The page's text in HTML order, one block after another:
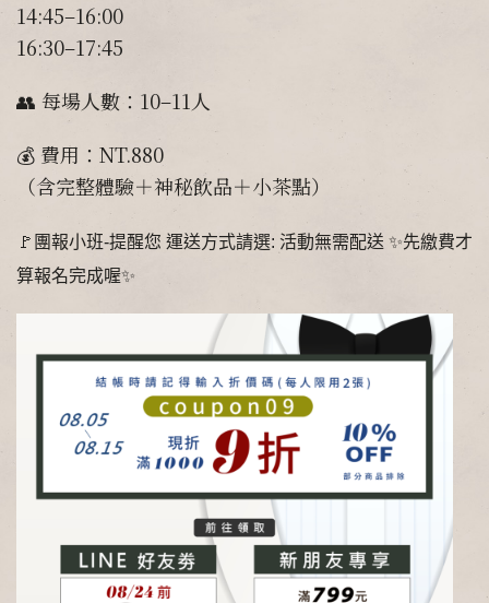
14:45–16:00
16:30–17:45
👥 每場人數：10–11人
💰 費用：NT.880
（含完整體驗＋神秘飲品＋小茶點）
🚩團報小班-提醒您 運送方式請選: 活動無需配送 ✨先繳費才
算報名完成喔✨